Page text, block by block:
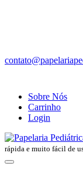
Sobre Nós
Carrinho
Login
rápida e muito fácil de